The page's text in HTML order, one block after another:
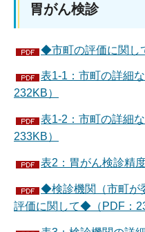
胃がん検診
◆市町の評価に関し
表1-1：市町の詳細
232KB）
表1-2：市町の詳細
233KB）
表2：胃がん検診精
◆検診機関（市町が
評価に関して◆（PDF：